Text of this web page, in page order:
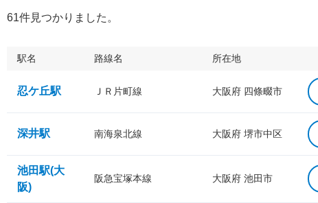
61件見つかりました。
駅名 路線名 所在地
忍ケ丘駅 ＪＲ片町線 大阪府 四條畷市
深井駅 南海泉北線 大阪府 堺市中区
池田駅(大
阪)
阪急宝塚本線 大阪府 池田市